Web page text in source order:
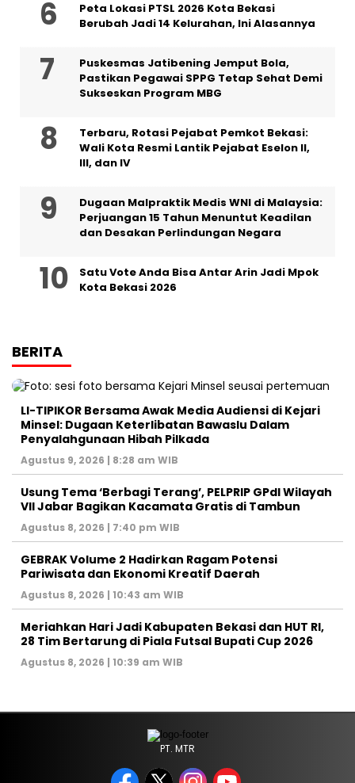
Peta Lokasi PTSL 2026 Kota Bekasi
Berubah Jadi 14 Kelurahan, Ini Alasannya
Puskesmas Jatibening Jemput Bola,
Pastikan Pegawai SPPG Tetap Sehat Demi
Sukseskan Program MBG
‎Terbaru, Rotasi Pejabat Pemkot Bekasi:
Wali Kota Resmi Lantik Pejabat Eselon II,
III, dan IV ‎
‎Dugaan Malpraktik Medis WNI di Malaysia:
Perjuangan 15 Tahun Menuntut Keadilan
dan Desakan Perlindungan Negara
Satu Vote Anda Bisa Antar Arin Jadi Mpok
Kota Bekasi 2026
BERITA
LI-TIPIKOR Bersama Awak Media Audiensi di Kejari
Minsel: Dugaan Keterlibatan Bawaslu Dalam
Penyalahgunaan Hibah Pilkada
Agustus 9, 2026 | 8:28 am WIB
‎Usung Tema ‘Berbagi Terang’, PELPRIP GPdI Wilayah
VII Jabar Bagikan Kacamata Gratis di Tambun
Agustus 8, 2026 | 7:40 pm WIB
GEBRAK Volume 2 Hadirkan Ragam Potensi
Pariwisata dan Ekonomi Kreatif Daerah
Agustus 8, 2026 | 10:43 am WIB
Meriahkan Hari Jadi Kabupaten Bekasi dan HUT RI,
28 Tim Bertarung di Piala Futsal Bupati Cup 2026
Agustus 8, 2026 | 10:39 am WIB
PT. MTR